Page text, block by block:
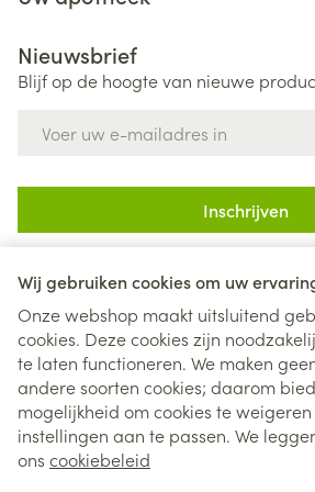
Wij gebruiken cookies om uw
Onze webshop maakt uitsluitend
cookies. Deze cookies zijn
te laten functioneren. We maken
andere soorten cookies; daarom
mogelijkheid om cookies te
instellingen aan te passen. We
ons cookiebeleid
Nieuwsbrief
Blijf op de hoogte van nieuwe
Inschrijven
nieuwsbrief en gaat u akkoord met onze
Juridische links